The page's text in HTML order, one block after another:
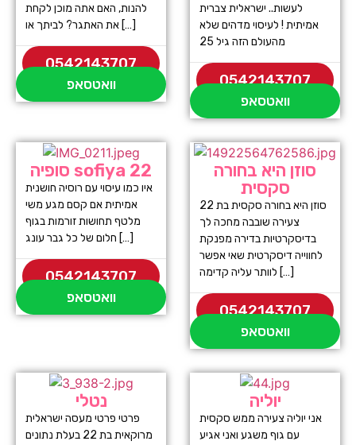
להנות, האם אתה מוכן לקחת
את האתגר? לביתך או […]
0542143707
וואטסאפ
לעשות.. ישראלית צברית
אמיתית ! לעיסוי מדהים שלא
מהעולם הזה גיל 25
0542143707
וואטסאפ
סופיה sofiya 22
איו כמו עיסוי עם רוסיה חושנית
אמיתית אם קסם מגע משי
מלטף תחושות זורמות בגוף
חלום של כל גבר עונג […]
0542143707
וואטסאפ
סוזן היא בחורה
סקסית
סוזן היא בחורה סקסית בת 22
צעירה שובבה מחכה לך
בדיסקרטיות בדירה מפנקת
לחווייה דיסקרטית שאי אפשר
לוותר עליה קדימה […]
0542143707
וואטסאפ
נטלי
פרטי פרטי מעסה ישראלית
מרוקאית בת 22 בעלת נתונים
יוליה
אני יוליה צעירה ממש סקסית
עם גוף משגע ואני אגיע